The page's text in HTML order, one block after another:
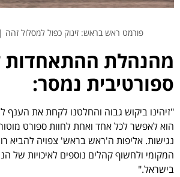
פורמט ראש בראש: זינוק כפול למסלול זהה |
מהנהלת ההתאחדות
ספורטיבית נמסר:
"זיהינו ביקוש גבוה והחלטנו לקחת את הענף
הוא לאפשר לכל אחד ואחת לחוות ספורט
נגישות. אליפות ה'ראש בראש' צפויה להביא
המקומי ולחשוף קהלים נוספים לאיכויות של
בישראל."